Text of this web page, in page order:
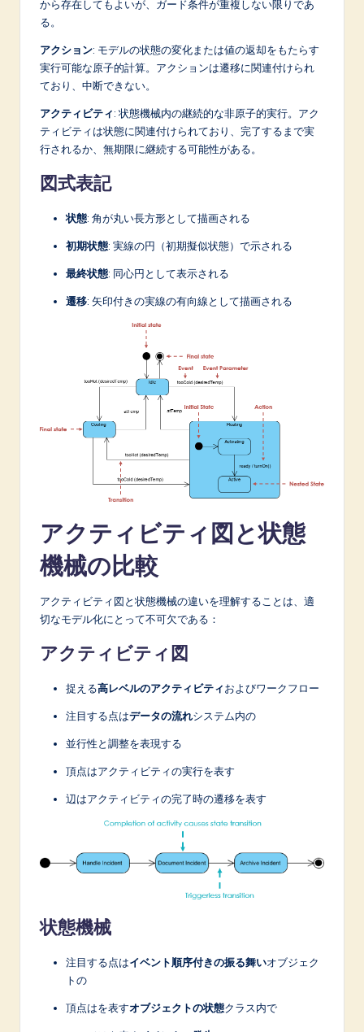
から存在してもよいが、ガード条件が重複しない限りであ
る。
アクション: モデルの状態の変化または値の返却をもたらす
実行可能な原子的計算。アクションは遷移に関連付けられ
ており、中断できない。
アクティビティ: 状態機械内の継続的な非原子的実行。アク
ティビティは状態に関連付けられており、完了するまで実
行されるか、無期限に継続する可能性がある。
図式表記
状態: 角が丸い長方形として描画される
初期状態: 実線の円（初期擬似状態）で示される
最終状態: 同心円として表示される
遷移: 矢印付きの実線の有向線として描画される
アクティビティ図と状態
機械の比較
アクティビティ図と状態機械の違いを理解することは、適
切なモデル化にとって不可欠である：
アクティビティ図
捉える高レベルのアクティビティおよびワークフロー
注目する点はデータの流れシステム内の
並行性と調整を表現する
頂点はアクティビティの実行を表す
辺はアクティビティの完了時の遷移を表す
状態機械
注目する点はイベント順序付きの振る舞いオブジェク
トの
頂点はを表すオブジェクトの状態クラス内で